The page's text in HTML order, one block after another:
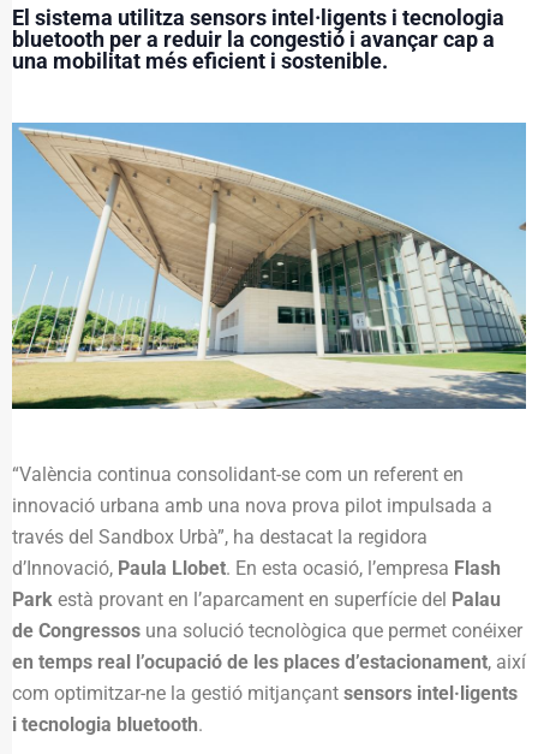
El sistema utilitza sensors intel·ligents i tecnologia
bluetooth per a reduir la congestió i avançar cap a
una mobilitat més eficient i sostenible.
“València continua consolidant-se com un referent en
innovació urbana amb una nova prova pilot impulsada a
través del Sandbox Urbà”, ha destacat la regidora
d’Innovació, Paula Llobet. En esta ocasió, l’empresa Flash
Park està provant en l’aparcament en superfície del Palau
de Congressos una solució tecnològica que permet conéixer
en temps real l’ocupació de les places d’estacionament, així
com optimitzar-ne la gestió mitjançant sensors intel·ligents
i tecnologia bluetooth.